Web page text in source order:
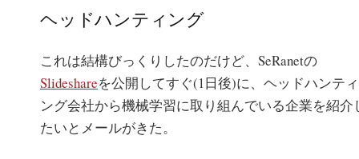
ヘッドハンティング
これは結構びっくりしたのだけど、SeRanetの
Slideshareを公開してすぐ(1日後)に、ヘッドハンティ
ング会社から機械学習に取り組んでいる企業を紹介
たいとメールがきた。